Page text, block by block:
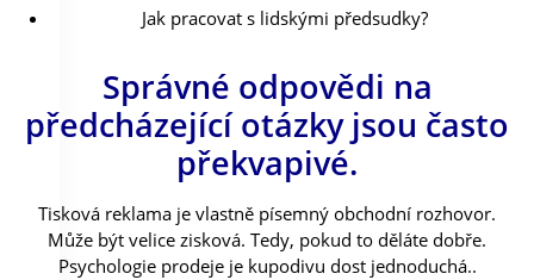
Jak pracovat s lidskými předsudky?
Správné odpovědi na
předcházející otázky jsou často
překvapivé.
Tisková reklama je vlastně písemný obchodní rozhovor.
Může být velice zisková. Tedy, pokud to děláte dobře.
Psychologie prodeje je kupodivu dost jednoduchá..